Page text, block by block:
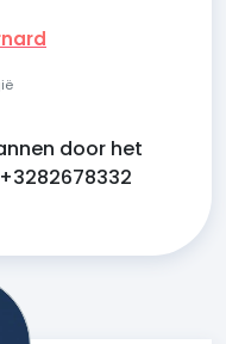
door het